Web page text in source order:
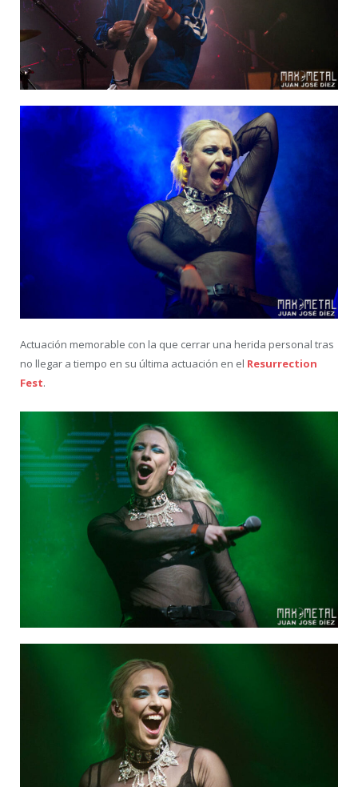
Actuación memorable con la que cerrar una herida personal tras
no llegar a tiempo en su última actuación en el Resurrection
Fest.